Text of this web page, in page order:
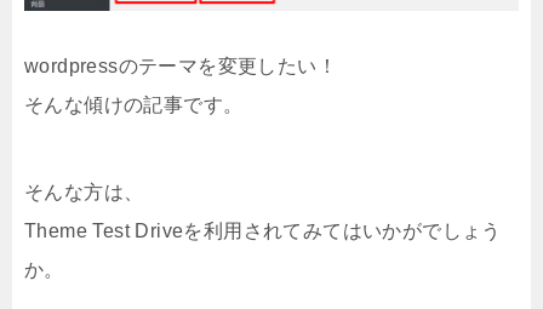
wordpressのテーマを変更したい！
そんな傾けの記事です。
そんな方は、
Theme Test Driveを利用されてみてはいかがでしょう
か。